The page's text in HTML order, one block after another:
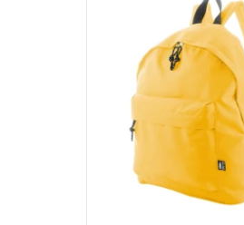
SUBLIMACIJA
CRICKET UPALJAČI